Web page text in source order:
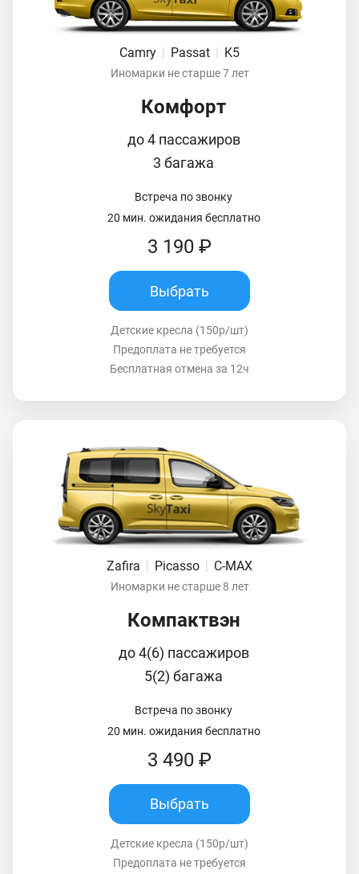
Camry Passat K5
Иномарки не старше 7 лет
Комфорт
до 4 пассажиров
3 багажа
Встреча по звонку
20 мин. ожидания бесплатно
3 190 ₽
Выбрать
Детские кресла (150р/шт)
Предоплата не требуется
Бесплатная отмена за 12ч
Zafira | Picasso | C-MAX
Иномарки не старше 8 лет
Компактвэн
до 4(6) пассажиров
5(2) багажа
Встреча по звонку
20 мин. ожидания бесплатно
3 490 ₽
Выбрать
Детские кресла (150р/шт)
Предоплата не требуется